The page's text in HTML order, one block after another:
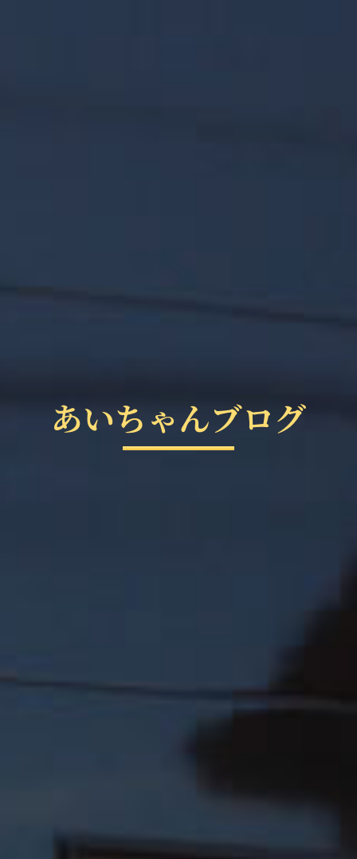
あいちゃんブログ